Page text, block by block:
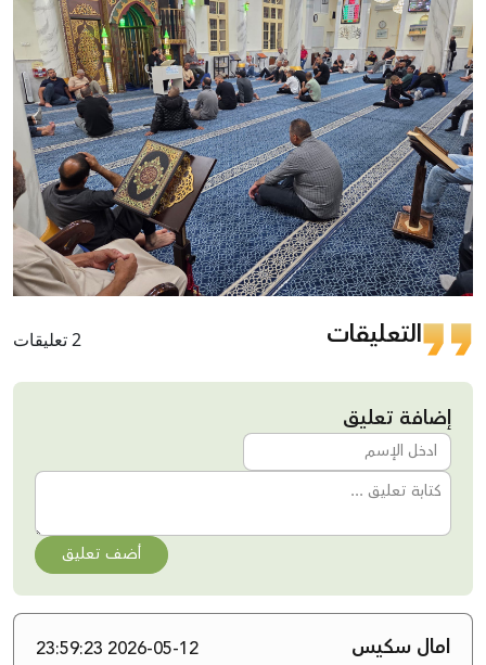
التعليقات 2 تعليقات
إضافة تعليق
أضف تعليق
امال سكيس 2026-05-12 23:59:23